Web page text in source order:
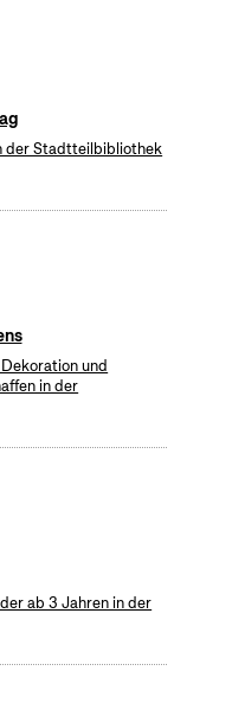
der Stadtteilbibliothek
und
in der
ab 3 Jahren in der